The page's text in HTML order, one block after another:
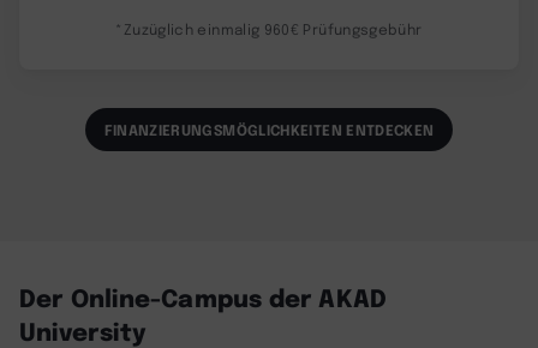
*Zuzüglich einmalig 960€ Prüfungsgebühr
FINANZIERUNGSMÖGLICHKEITEN ENTDECKEN
Der Online-Campus der AKAD
University